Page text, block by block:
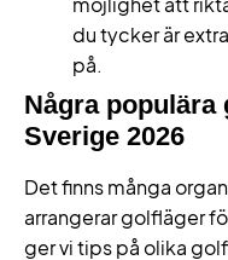
du tycker är
på.
Några
Sverige 2026
Det finns många
arrangerar golfläger
ger vi tips på olika